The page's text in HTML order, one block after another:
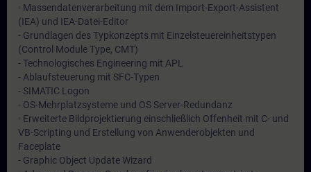
- Massendatenverarbeitung mit dem Import-Export-Assistent
(IEA) und IEA-Datei-Editor
- Grundlagen des Typkonzepts mit Einzelsteuereinheitstypen
(Control Module Type, CMT)
- Technologisches Engineering mit APL
- Ablaufsteuerung mit SFC-Typen
- SIMATIC Logon
- OS-Mehrplatzsysteme und OS Server-Redundanz
- Erweiterte Bildprojektierung einschließlich Offenheit mit C- und
VB-Scripting und Erstellung von Anwenderobjekten und
Faceplate
- Graphic Object Update Wizard